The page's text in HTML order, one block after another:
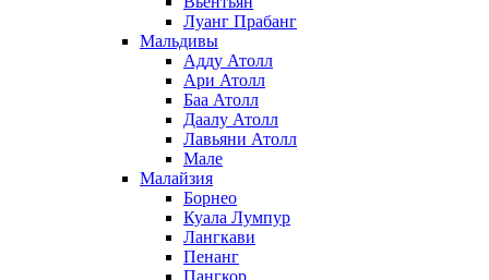
Луанг Прабанг
Мальдивы
Адду Атолл
Ари Атолл
Баа Атолл
Даалу Атолл
Лавьяни Атолл
Мале
Малайзия
Борнео
Куала Лумпур
Лангкави
Пенанг
Пангкор